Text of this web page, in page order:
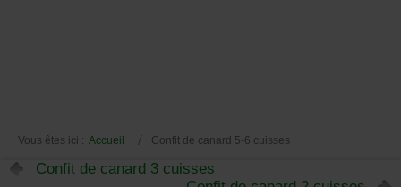
Vous êtes ici : Accueil Confit de canard 5-6 cuisses
Confit de canard 3 cuisses